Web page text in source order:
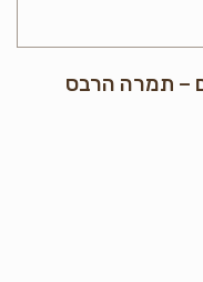
– תמרה הרבס